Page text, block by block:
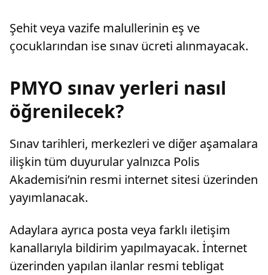
Şehit veya vazife malullerinin eş ve
çocuklarından ise sınav ücreti alınmayacak.
PMYO sınav yerleri nasıl
öğrenilecek?
Sınav tarihleri, merkezleri ve diğer aşamalara
ilişkin tüm duyurular yalnızca Polis
Akademisi’nin resmi internet sitesi üzerinden
yayımlanacak.
Adaylara ayrıca posta veya farklı iletişim
kanallarıyla bildirim yapılmayacak. İnternet
üzerinden yapılan ilanlar resmi tebligat